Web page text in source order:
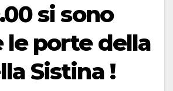
si sono
le porte della
Sistina !